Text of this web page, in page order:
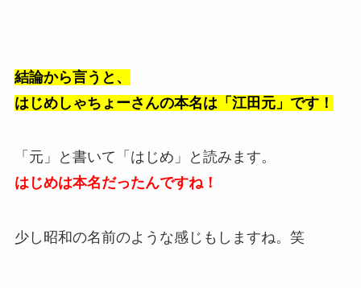
結論から言うと、
はじめしゃちょーさんの本名は「江田元」です！
「元」と書いて「はじめ」と読みます。
はじめは本名だったんですね！
少し昭和の名前のような感じもしますね。笑